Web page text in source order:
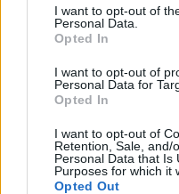
I want to opt-out of
Personal Data.
Opted In
I want to opt-out of
Personal Data for
Opted In
I want to opt-out of
Retention, Sale, and/
Personal Data that Is
Purposes for which it
Opted Out
Matei Udrea - marți, 9 mai 2023